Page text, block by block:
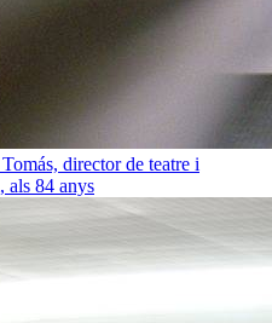
director de teatre i
als 84 anys